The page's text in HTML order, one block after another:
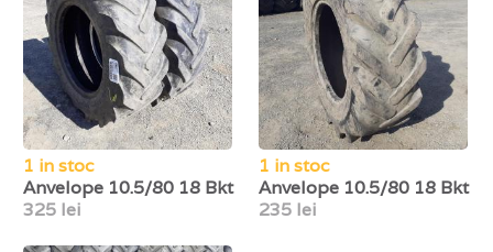
1 in stoc
Anvelope 10.5/80 18 Bkt
325 lei
1 in stoc
Anvelope 10.5/80 18 Bkt
235 lei